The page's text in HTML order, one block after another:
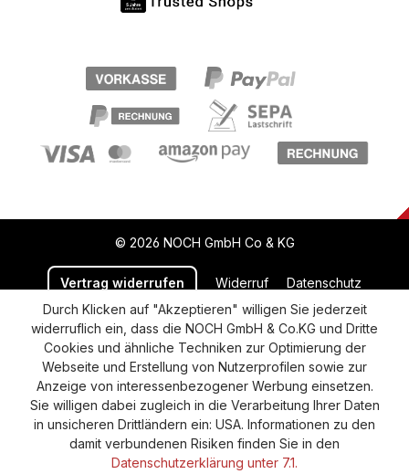
© 2026 NOCH GmbH Co & KG
Vertrag widerrufen Widerruf Datenschutz
Versand und Zahlung AGB
Impressum
Cookie-Einstellungen
Barrierefreiheitserklärung
Durch Klicken auf "Akzeptieren" willigen Sie jederzeit
widerruflich ein, dass die NOCH GmbH & Co.KG und Dritte
Cookies und ähnliche Techniken zur Optimierung der
Webseite und Erstellung von Nutzerprofilen sowie zur
Anzeige von interessenbezogener Werbung einsetzen.
Sie willigen dabei zugleich in die Verarbeitung Ihrer Daten
in unsicheren Drittländern ein: USA. Informationen zu den
damit verbundenen Risiken finden Sie in den
Datenschutzerklärung unter 7.1.